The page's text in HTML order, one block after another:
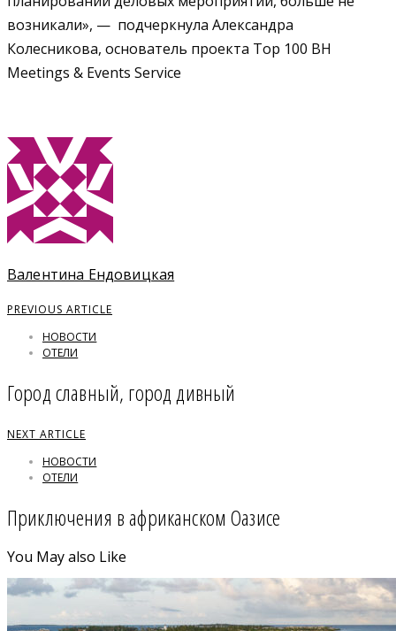
возникали», — подчеркнула Александра
Колесникова, основатель проекта Top 100 BH
Meetings & Events Service
Валентина Ендовицкая
PREVIOUS ARTICLE
НОВОСТИ
ОТЕЛИ
Город славный, город дивный
NEXT ARTICLE
НОВОСТИ
ОТЕЛИ
Приключения в африканском Оазисе
You May also Like